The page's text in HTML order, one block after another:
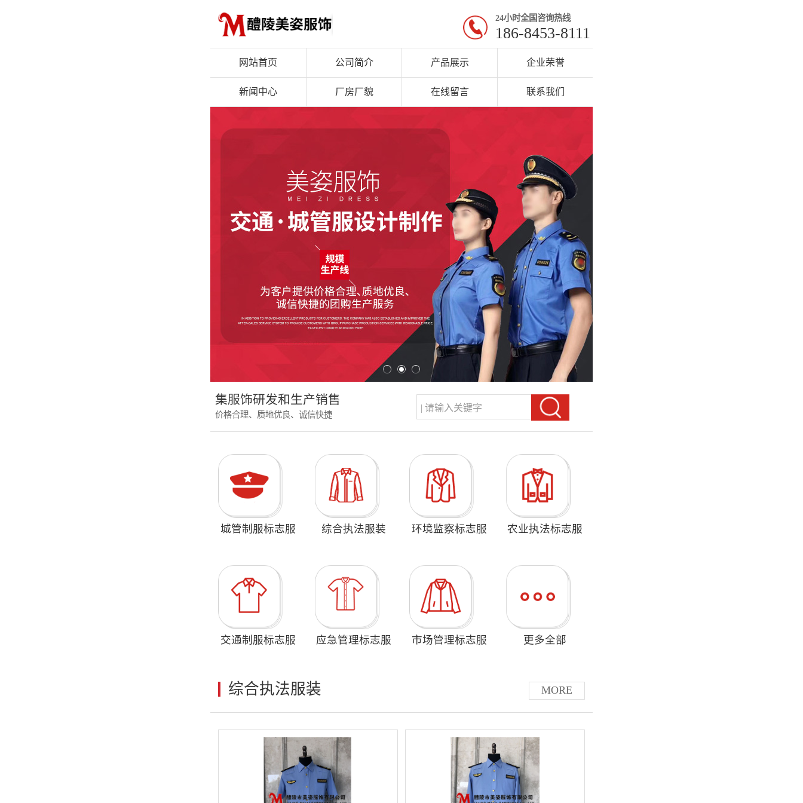
24小时全国咨询热线
186-8453-8111
网站首页 公司简介 产品展示 企业荣誉
新闻中心 厂房厂貌 在线留言 联系我们
集服饰研发和生产销售
价格合理、质地优良、诚信快捷
城管制服标志服 综合执法服装 环境监察标志服 农业执法标志服
交通制服标志服 应急管理标志服 市场管理标志服 更多全部
综合执法服装 MORE